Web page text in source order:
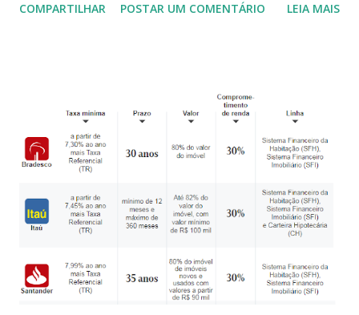
parte da GrandeJoão Pessoa , tendo as praias mais
tanto a região e a torna tão requisitada nos períodos
festivos e de férias. Na região de Intermares temos a
conhecida Praia dos Macacos , que é um point dos surfistas
que lá encontram ondas favoráveis para a prática e treino
do surf . Ali temos também um projeto de auxílio às
Tartarugas Marinhas Urbanas – o Guajiru que busca
proteger a todos os animais que chegam para botar seus
ovos e auxiliar aqueles que possam estar machucados com
o lixo marítimo. Na avenida que acom...
COMPARTILHAR POSTAR UM COMENTÁRIO LEIA MAIS